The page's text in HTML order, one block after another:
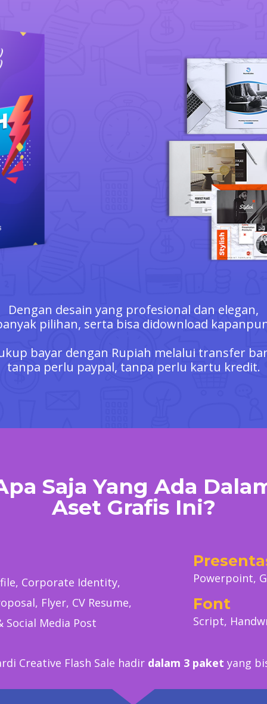
Dengan desain yang profesional dan elegan,
pilihan, serta bisa didownload
bayar dengan Rupiah melalui transfer
tanpa perlu paypal, tanpa perlu kartu kredit.
Saja Yang Ada
Aset Grafis Ini?
Corporate Identity,
Flyer, CV Resume,
Social Media Post
Powerpoint,
Font
Script,
Creative Flash Sale hadir dalam 3 paket yang